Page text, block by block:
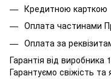
Кредитною карткою
Оплата частинами
Оплата за
Гарантія від виробника
Гарантуємо свіжість та